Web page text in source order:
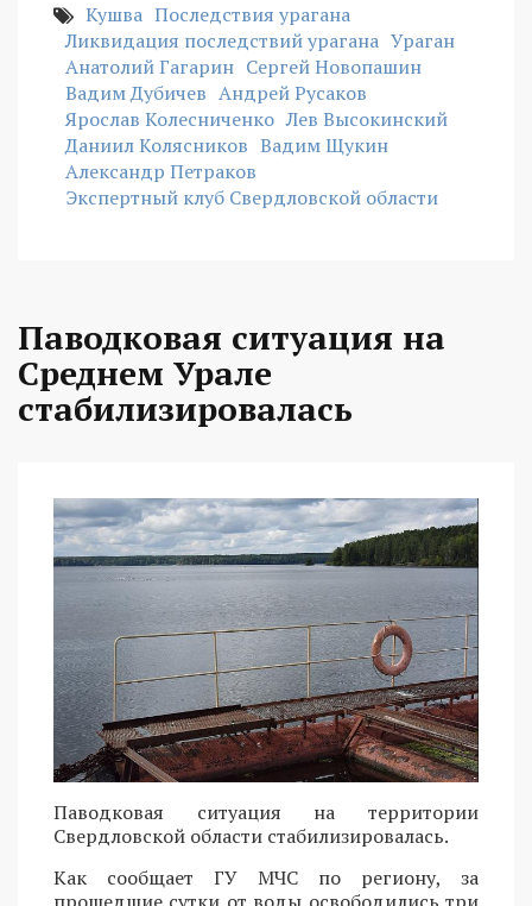
Кушва Последствия урагана
Ликвидация последствий урагана Ураган
Анатолий Гагарин Сергей Новопашин
Вадим Дубичев Андрей Русаков
Ярослав Колесниченко Лев Высокинский
Даниил Колясников Вадим Щукин
Александр Петраков
Экспертный клуб Свердловской области
Паводковая ситуация на
Среднем Урале
стабилизировалась
Паводковая ситуация на территории
Свердловской области стабилизировалась.
Как сообщает ГУ МЧС по региону, за